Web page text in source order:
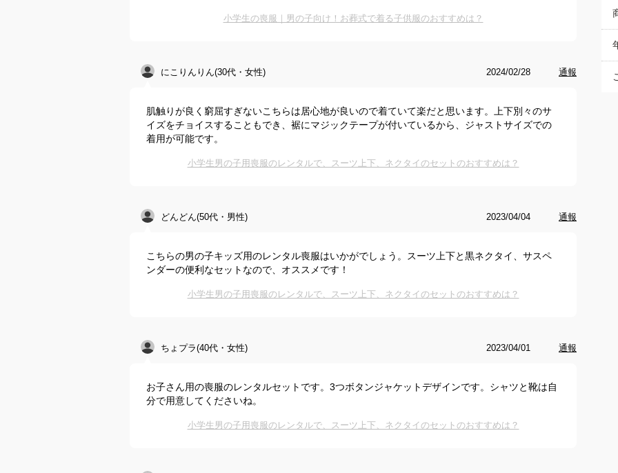
小学生の喪服｜男の子向け！お葬式で着る子供服のおすすめは？
にこりんりん(30代・女性) 2024/02/28 通報
肌触りが良く窮屈すぎないこちらは居心地が良いので着ていて楽だと思います。上下別々のサ
イズをチョイスすることもでき、裾にマジックテープが付いているから、ジャストサイズでの
着用が可能です。
小学生男の子用喪服のレンタルで、スーツ上下、ネクタイのセットのおすすめは？
どんどん(50代・男性) 2023/04/04 通報
こちらの男の子キッズ用のレンタル喪服はいかがでしょう。スーツ上下と黒ネクタイ、サスペ
ンダーの便利なセットなので、オススメです！
小学生男の子用喪服のレンタルで、スーツ上下、ネクタイのセットのおすすめは？
ちょプラ(40代・女性) 2023/04/01 通報
お子さん用の喪服のレンタルセットです。3つボタンジャケットデザインです。シャツと靴は自
分で用意してくださいね。
小学生男の子用喪服のレンタルで、スーツ上下、ネクタイのセットのおすすめは？